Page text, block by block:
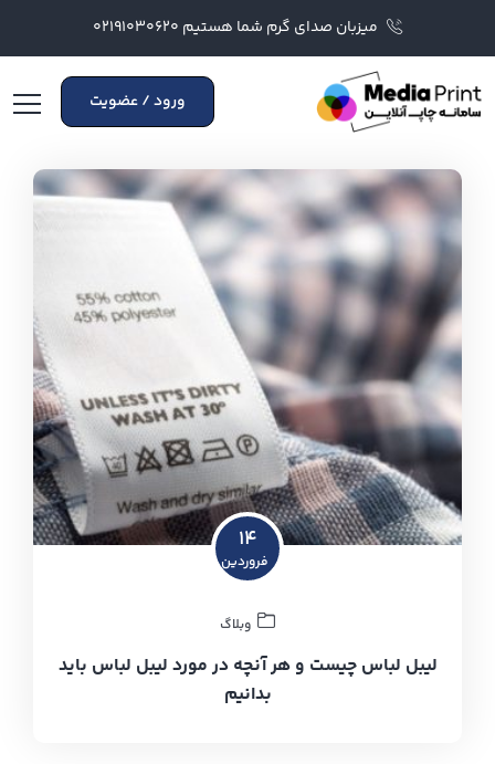
میزبان صدای گرم شما هستیم ۰۲۱۹۱۰۳۰۶۲۰
ورود / عضویت
۱۴
فروردین
وبلاگ
لیبل لباس چیست و هر آنچه در مورد لیبل لباس باید
بدانیم